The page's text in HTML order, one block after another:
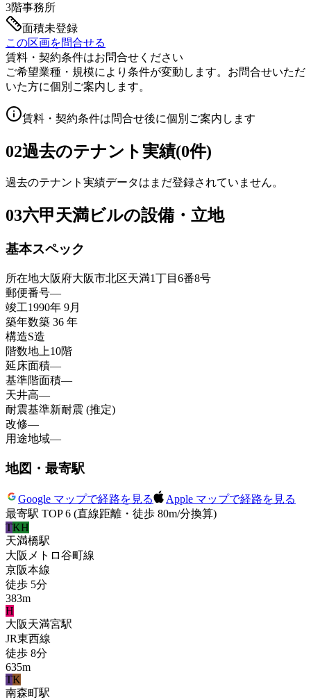
3階事務所
面積未登録
この区画を問合せる
賃料・契約条件はお問合せください
ご希望業種・規模により条件が変動します。お問合せいただ
いた方に個別ご案内します。
賃料・契約条件は問合せ後に個別ご案内します
02過去のテナント実績(0件)
過去のテナント実績データはまだ登録されていません。
03六甲天満ビルの設備・立地
基本スペック
所在地大阪府大阪市北区天満1丁目6番8号
郵便番号—
竣工1990年 9月
築年数築 36 年
構造S造
階数地上10階
延床面積—
基準階面積—
天井高—
耐震基準新耐震 (推定)
改修—
用途地域—
地図・最寄駅
Google マップで経路を見る
Apple マップで経路を見る
最寄駅 TOP 6 (直線距離・徒歩 80m/分換算)
TKH
天満橋駅
大阪メトロ谷町線
京阪本線
徒歩 5分
383m
H
大阪天満宮駅
JR東西線
徒歩 8分
635m
TK
南森町駅